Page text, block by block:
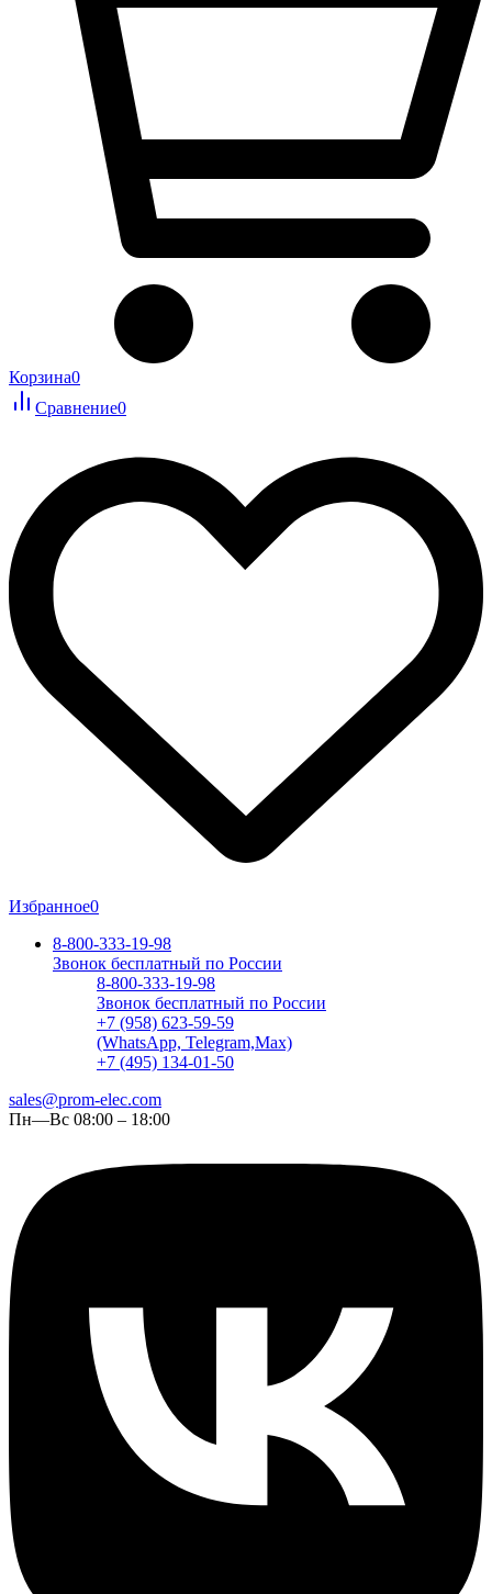
Корзина0
Сравнение0
Избранное0
8-800-333-19-98
Звонок бесплатный по России
8-800-333-19-98
Звонок бесплатный по России
+7 (958) 623-59-59
(WhatsApp, Telegram,Max)
+7 (495) 134-01-50
sales@prom-elec.com
Пн—Вс 08:00 – 18:00